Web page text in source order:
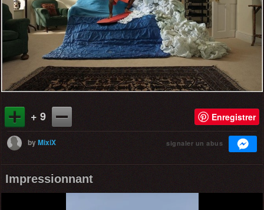
+ 9 Enregistrer
byMixiX signaler un abus
Impressionnant